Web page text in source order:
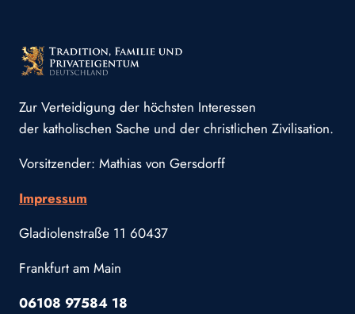
ERLÖSERS
ZUFÜHREN
Zur Verteidigung der höchsten Interessen
der katholischen Sache und der christlichen Zivilisation.
Vorsitzender: Mathias von Gersdorff
Impressum
Gladiolenstraße 11 60437
Frankfurt am Main
06108 97584 18